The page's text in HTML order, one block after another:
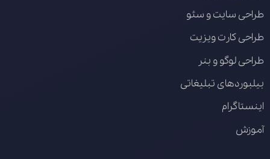
طراحی سایت و سئو
طراحی کارت ویزیت
طراحی لوگو و بنر
بیلبوردهای تبلیغاتی
اینستاگرام
آموزش